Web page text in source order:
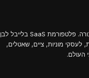
מניעים את עתיד ניהול התחבורה. פלטפורמת SaaS בלייבל לבן
מוניות, ציים, שאטלים,
העולם.